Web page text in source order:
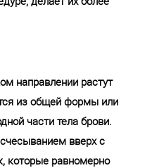
направлении растут
из общей формы или
части тела брови.
вверх с
которые равномерно